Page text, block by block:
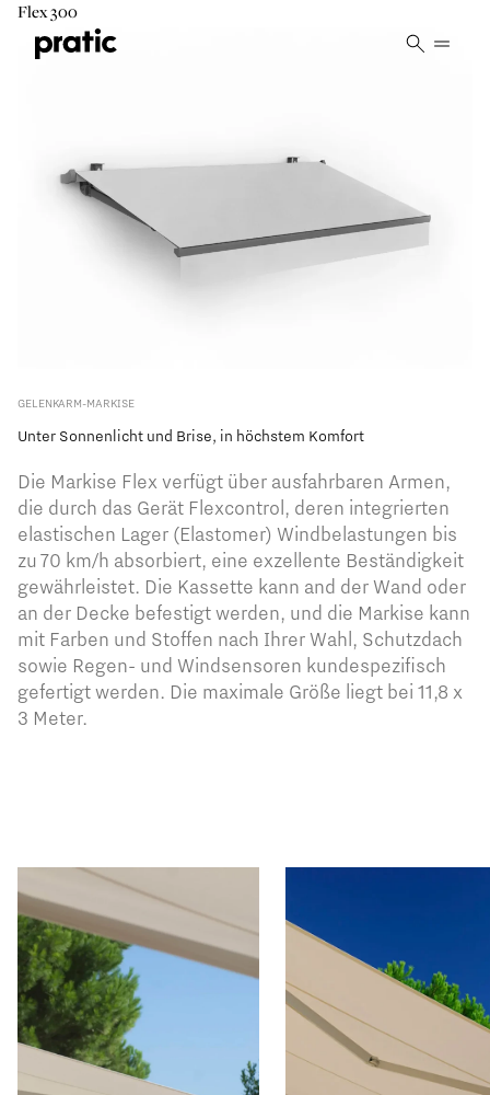
Flex 300
GELENKARM-MARKISE
Unter Sonnenlicht und Brise, in höchstem Komfort
Die Markise Flex verfügt über ausfahrbaren Armen,
die durch das Gerät Flexcontrol, deren integrierten
elastischen Lager (Elastomer) Windbelastungen bis
zu 70 km/h absorbiert, eine exzellente Beständigkeit
gewährleistet. Die Kassette kann and der Wand oder
an der Decke befestigt werden, und die Markise kann
mit Farben und Stoffen nach Ihrer Wahl, Schutzdach
sowie Regen- und Windsensoren kundespezifisch
gefertigt werden. Die maximale Größe liegt bei 11,8 x
3 Meter.